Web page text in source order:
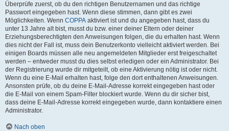
Überprüfe zuerst, ob du den richtigen Benutzernamen und das richtige
Passwort eingegeben hast. Wenn diese stimmen, dann gibt es zwei
Möglichkeiten. Wenn COPPA aktiviert ist und du angegeben hast, dass du
unter 13 Jahre alt bist, musst du bzw. einer deiner Eltern oder deiner
Erziehungsberechtigten den Anweisungen folgen, die du erhalten hast. Wenn
dies nicht der Fall ist, muss dein Benutzerkonto vielleicht aktiviert werden. Bei
einigen Boards müssen alle neu angemeldeten Mitglieder erst freigeschaltet
werden – entweder musst du dies selbst erledigen oder ein Administrator. Bei
der Registrierung wurde dir mitgeteilt, ob eine Aktivierung nötig ist oder nicht.
Wenn du eine E-Mail erhalten hast, folge den dort enthaltenen Anweisungen.
Ansonsten prüfe, ob du deine E-Mail-Adresse korrekt eingegeben hast oder
die E-Mail von einem Spam-Filter blockiert wurde. Wenn du dir sicher bist,
dass deine E-Mail-Adresse korrekt eingegeben wurde, dann kontaktiere einen
Administrator.
Nach oben